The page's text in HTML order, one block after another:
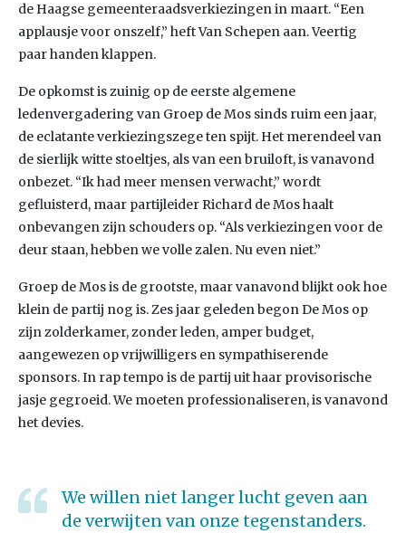
de Haagse gemeenteraadsverkiezingen in maart. “Een
applausje voor onszelf,” heft Van Schepen aan. Veertig
paar handen klappen.
De opkomst is zuinig op de eerste algemene
ledenvergadering van Groep de Mos sinds ruim een jaar,
de eclatante verkiezingszege ten spijt. Het merendeel van
de sierlijk witte stoeltjes, als van een bruiloft, is vanavond
onbezet. “Ik had meer mensen verwacht,” wordt
gefluisterd, maar partijleider Richard de Mos haalt
onbevangen zijn schouders op. “Als verkiezingen voor de
deur staan, hebben we volle zalen. Nu even niet.”
Groep de Mos is de grootste, maar vanavond blijkt ook hoe
klein de partij nog is. Zes jaar geleden begon De Mos op
zijn zolderkamer, zonder leden, amper budget,
aangewezen op vrijwilligers en sympathiserende
sponsors. In rap tempo is de partij uit haar provisorische
jasje gegroeid. We moeten professionaliseren, is vanavond
het devies.
We willen niet langer lucht geven aan
de verwijten van onze tegenstanders.